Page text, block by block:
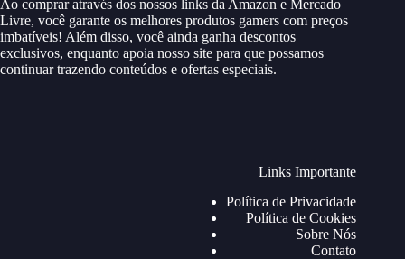
Ao comprar através dos nossos links da Amazon e Mercado
Livre, você garante os melhores produtos gamers com preços
imbatíveis! Além disso, você ainda ganha descontos
exclusivos, enquanto apoia nosso site para que possamos
continuar trazendo conteúdos e ofertas especiais.
Links Importante
Política de Privacidade
Política de Cookies
Sobre Nós
Contato